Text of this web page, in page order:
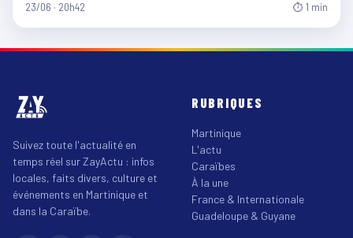
23/06 · 20h42 ⏱ 1 min
Suivez toute l'actualité en
temps réel sur ZayActu : infos
locales, faits divers, culture et
événements en Martinique et
dans la Caraïbe.
RUBRIQUES
Martinique
L'actu
Caraïbes
À la une
France & Internationale
Guadeloupe & Guyane